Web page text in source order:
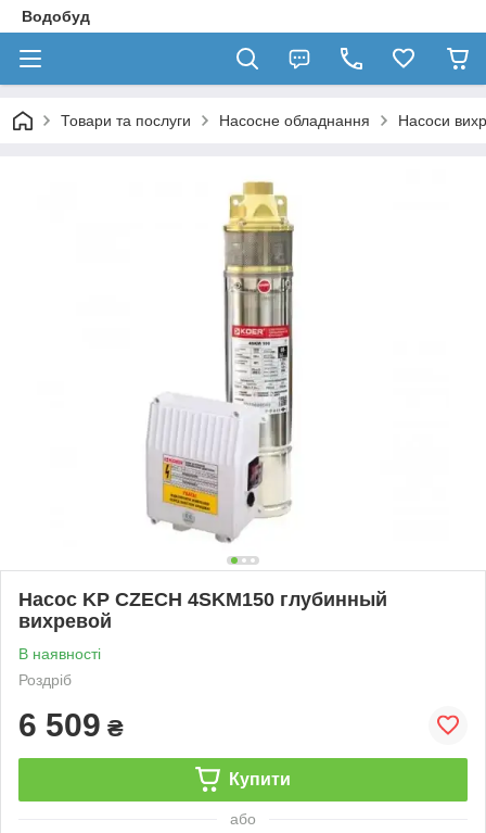
Водобуд
Товари та послуги Насосне обладнання Насоси
Насос KP CZECH 4SKM150 глубинный
вихревой
В наявності
Роздріб
6 509 ₴
Купити
або